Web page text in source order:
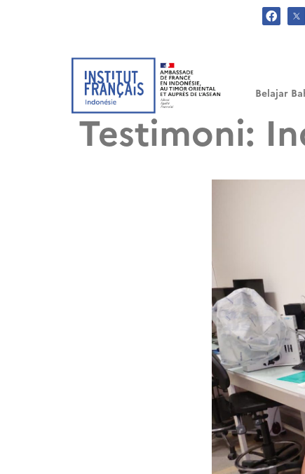
Belajar
Testimoni: